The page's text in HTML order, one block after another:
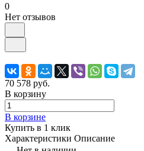
0
Нет отзывов
70 578 руб.
В корзину
В корзине
Купить в 1 клик
Характеристики Описание